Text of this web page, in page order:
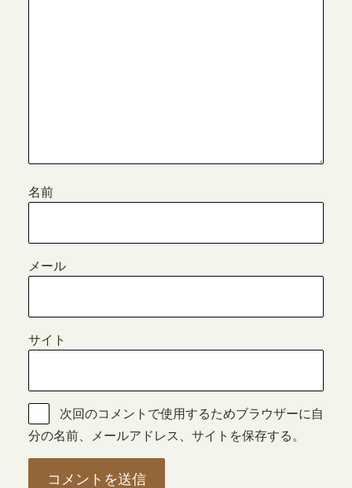
名前
メール
サイト
次回のコメントで使用するためブラウザーに自
分の名前、メールアドレス、サイトを保存する。